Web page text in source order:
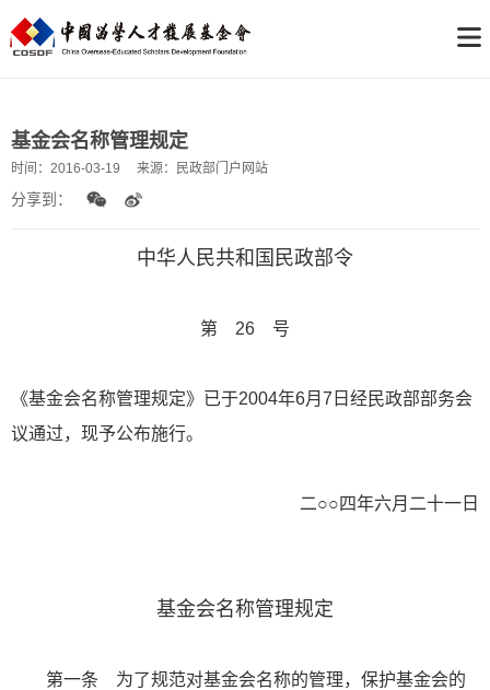
基金会名称管理规定
时间： 2016-03-19 来源： 民政部门户网站
分享到：
中华人民共和国民政部令
第 26 号
《基金会名称管理规定》已于2004年6月7日经民政部部务会
议通过，现予公布施行。
二○○四年六月二十一日
基金会名称管理规定
第一条 为了规范对基金会名称的管理，保护基金会的